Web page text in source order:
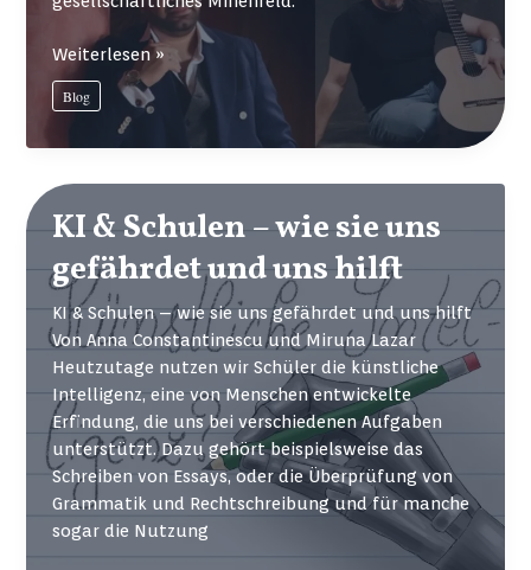
Geliebt,
gehasst,
gefeiert:
der
Manele
Weiterlesen »
Blog
KI & Schulen – wie sie uns
gefährdet und uns hilft
KI & Schulen – wie sie uns gefährdet und uns hilft
Von Anna Constantinescu und Miruna Lazar
Heutzutage nutzen wir Schüler die künstliche
Intelligenz, eine von Menschen entwickelte
Erfindung, die uns bei verschiedenen Aufgaben
unterstützt. Dazu gehört beispielsweise das
Schreiben von Essays, oder die Überprüfung von
Grammatik und Rechtschreibung und für manche
sogar die Nutzung